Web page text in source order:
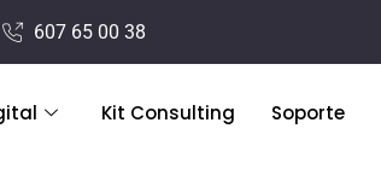
607 65 00 38
Kit Consulting Soporte